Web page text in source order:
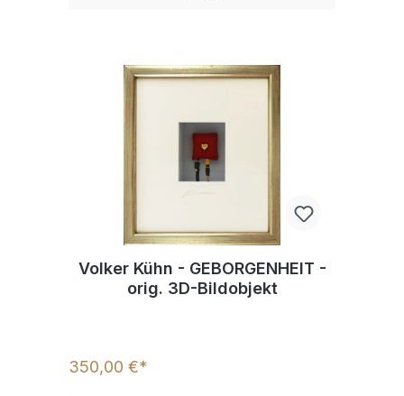
Volker Kühn - GEBORGENHEIT -
orig. 3D-Bildobjekt
350,00 €*